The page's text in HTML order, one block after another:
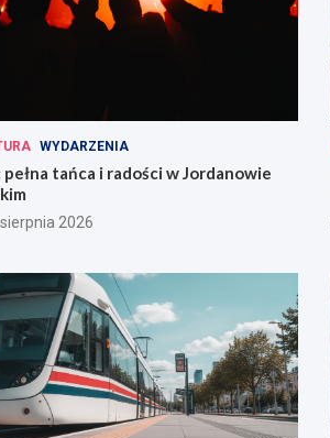
WYDARZENIA
pełna tańca i radości w Jordanowie
2026